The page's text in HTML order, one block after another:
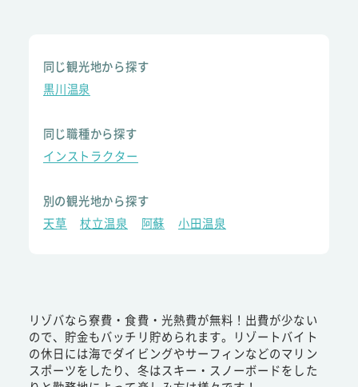
同じ観光地から探す
黒川温泉
同じ職種から探す
インストラクター
別の観光地から探す
天草
杖立温泉 阿蘇 小田温泉
リゾバなら寮費・食費・光熱費が無料！出費が少ない
ので、貯金もバッチリ貯められます。リゾートバイト
の休日には海でダイビングやサーフィンなどのマリン
スポーツをしたり、冬はスキー・スノーボードをした